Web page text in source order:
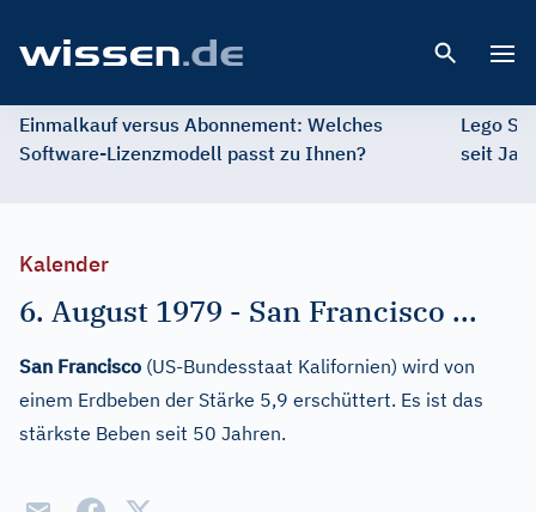
Einmalkauf versus Abonnement: Welches
Software-Lizenzmodell passt zu Ihnen?
Lego
seit
Kalender
6. August 1979 - San Francisco ...
San Francisco (US-Bundesstaat Kalifornien) wird von
einem Erdbeben der Stärke 5,9 erschüttert. Es ist das
stärkste Beben seit 50 Jahren.